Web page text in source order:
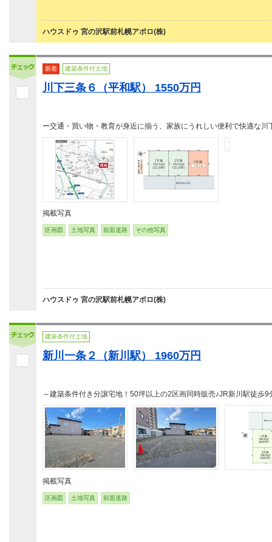
ハウスドゥ 宮の沢駅前札幌アポロ(株)
新着 建築条件付土地
川下三条６（平和駅） 1550万円
ー交通・買い物・教育が身近に揃う、家族にうれしい便利で快適な川
掲載写真
区画図 土地写真 前面道路 その他写真
ハウスドゥ 宮の沢駅前札幌アポロ(株)
建築条件付土地
新川一条２（新川駅） 1960万円
～建築条件付き分譲宅地！50坪以上の2区画同時販売♪JR新川駅徒歩9
掲載写真
区画図 土地写真 前面道路